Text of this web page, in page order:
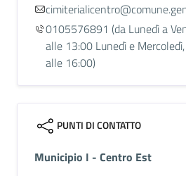
0105576891 (da Lunedì a
alle 13:00 Lunedì e
alle 16:00)
PUNTI DI CONTATTO
Municipio I - Centro Est